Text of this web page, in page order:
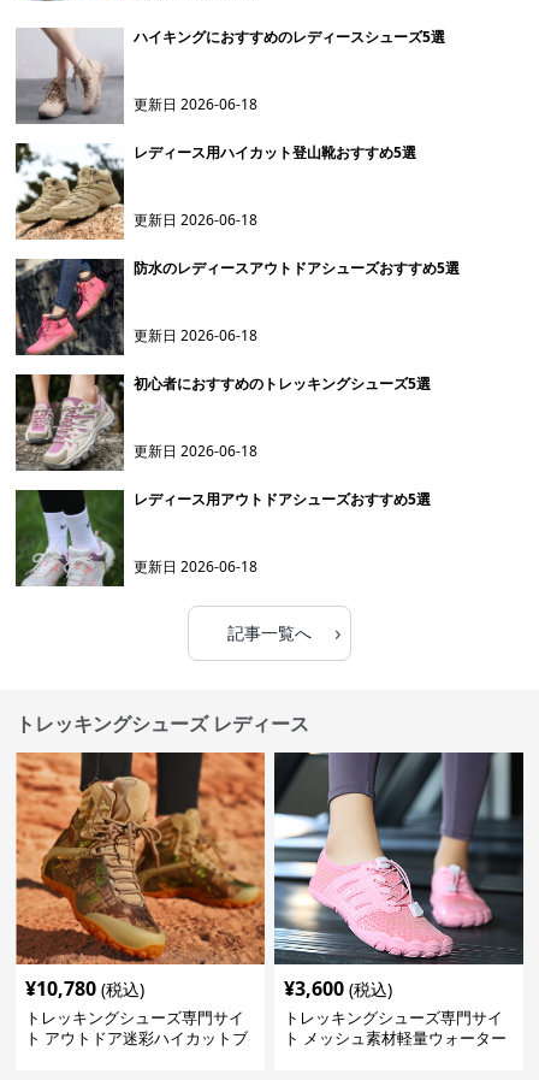
ハイキングにおすすめのレディースシューズ5選
更新日2026-06-18
レディース用ハイカット登山靴おすすめ5選
更新日2026-06-18
防水のレディースアウトドアシューズおすすめ5選
更新日2026-06-18
初心者におすすめのトレッキングシューズ5選
更新日2026-06-18
レディース用アウトドアシューズおすすめ5選
更新日2026-06-18
記事一覧へ ›
トレッキングシューズ レディース
¥10,780 (税込)
トレッキングシューズ専門サイ
ト アウトドア迷彩ハイカットブ
¥3,600 (税込)
トレッキングシューズ専門サイ
ト メッシュ素材軽量ウォーター